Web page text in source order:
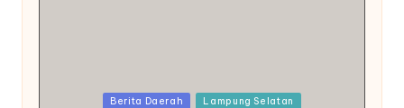
Berita Daerah Lampung Selatan